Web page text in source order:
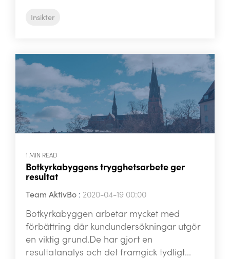
Insikter
1 MIN READ
Botkyrkabyggens trygghetsarbete ger
resultat
Team AktivBo : 2020-04-19 00:00
Botkyrkabyggen arbetar mycket med
förbättring där kundundersökningar utgör
en viktig grund.De har gjort en
resultatanalys och det framgick tydligt...